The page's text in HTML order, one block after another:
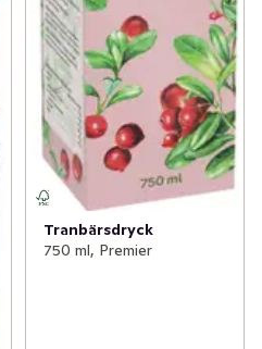
Tranbärsdryck
750 ml, Premier